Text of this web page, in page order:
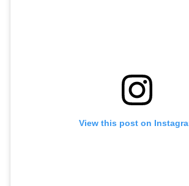
View this post on